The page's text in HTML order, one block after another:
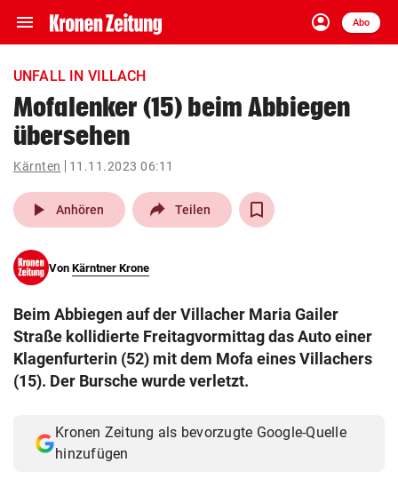
menu Navigation
ein-/ausklappen
account_circle
Anmelden
Abo
close Schließen
account_circle Anmelden
pin_drop
Wien arrow_right
search
eingeben
Muthgasse 2, 1190 Wien
UNFALL IN VILLACH
Mofalenker (15) beim Abbiegen
übersehen
Kärnten 11.11.2023 06:11
play_arrow Anhören Teilen
Von Kärntner Krone
Beim Abbiegen auf der Villacher Maria Gailer
Straße kollidierte Freitagvormittag das Auto einer
Klagenfurterin (52) mit dem Mofa eines Villachers
(15). Der Bursche wurde verletzt.
Kronen Zeitung als bevorzugte Google-Quelle
hinzufügen